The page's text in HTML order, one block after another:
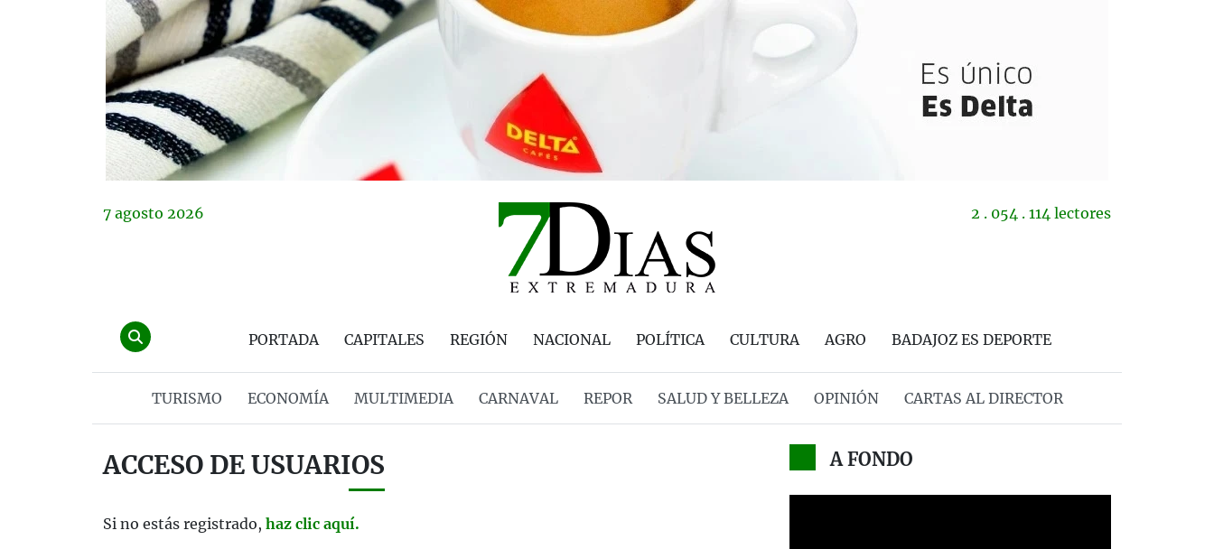
7 agosto 2026 2 . 054 . 114 lectores
PORTADA CAPITALES REGIÓN NACIONAL POLÍTICA CULTURA AGRO BADAJOZ ES DEPORTE
TURISMO ECONOMÍA MULTIMEDIA CARNAVAL REPOR SALUD Y BELLEZA OPINIÓN CARTAS AL DIRECTOR
ACCESO DE USUARIOS
Si no estás registrado, haz clic aquí.
A FONDO